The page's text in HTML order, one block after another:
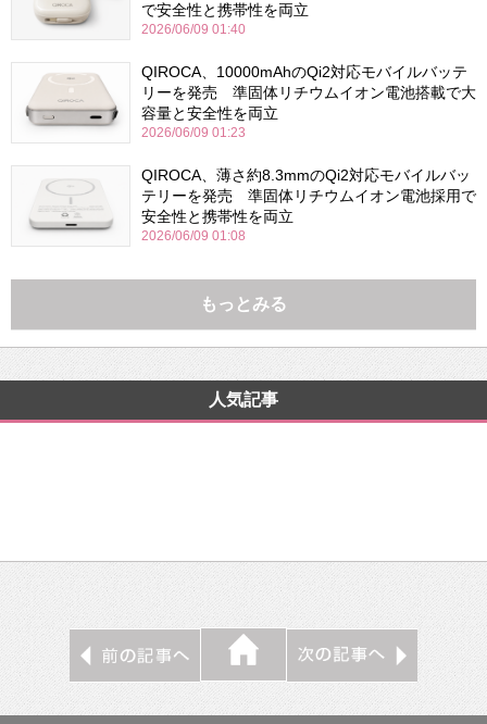
で安全性と携帯性を両立
2026/06/09 01:40
QIROCA、10000mAhのQi2対応モバイルバッテ
リーを発売 準固体リチウムイオン電池搭載で大
容量と安全性を両立
2026/06/09 01:23
QIROCA、薄さ約8.3mmのQi2対応モバイルバッ
テリーを発売 準固体リチウムイオン電池採用で
安全性と携帯性を両立
2026/06/09 01:08
もっとみる
人気記事